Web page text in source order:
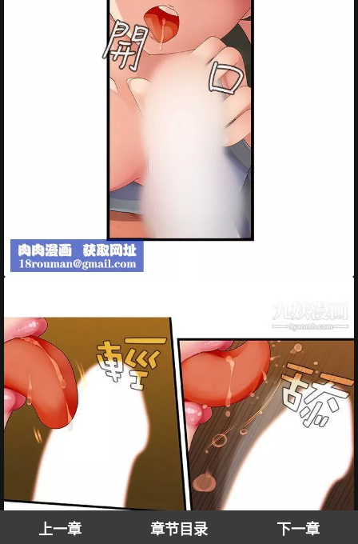
上一章 章节目录 下一章